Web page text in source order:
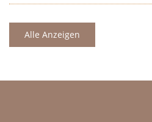
Alle Anzeigen